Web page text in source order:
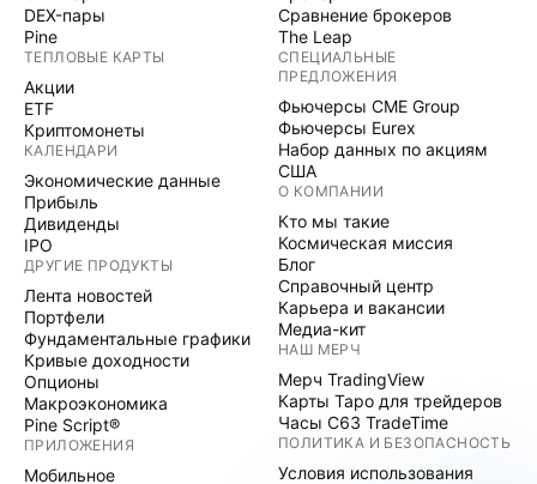
DEX-пары
Pine
ТЕПЛОВЫЕ КАРТЫ
Акции
ETF
Криптомонеты
КАЛЕНДАРИ
Экономические данные
Прибыль
Дивиденды
IPO
ДРУГИЕ ПРОДУКТЫ
Лента новостей
Портфели
Фундаментальные графики
Кривые доходности
Опционы
Макроэкономика
Pine Script®
ПРИЛОЖЕНИЯ
Мобильное
Сравнение брокеров
The Leap
СПЕЦИАЛЬНЫЕ
ПРЕДЛОЖЕНИЯ
Фьючерсы CME Group
Фьючерсы Eurex
Набор данных по акциям
США
О КОМПАНИИ
Кто мы такие
Космическая миссия
Блог
Справочный центр
Карьера и вакансии
Медиа-кит
НАШ МЕРЧ
Мерч TradingView
Карты Таро для трейдеров
Часы C63 TradeTime
ПОЛИТИКА И БЕЗОПАСНОСТЬ
Условия использования